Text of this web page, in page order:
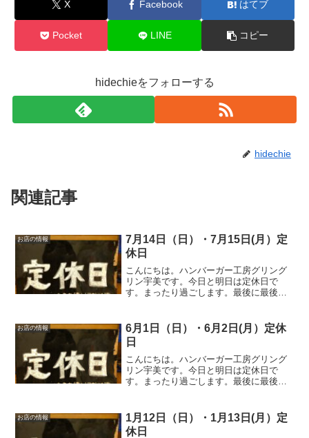
X Facebook はてブ
Pocket LINE コピー
hidechieをフォローする
hidechie
関連記事
お店の情報
7月14日（日）・7月15日(月）定
休日
こんにちは。ハンバーガー工房グリング
リン宇美です。今日と明日は定休日で
す。まったり過ごします。最後に最後ま
になりますように😊いってらっしゃい。
お店の情報
6月1日（日）・6月2日(月）定休
日
こんにちは。ハンバーガー工房グリング
リン宇美です。今日と明日は定休日で
す。まったり過ごします。最後に最後ま
になりますように😊いってらっしゃい。
お店の情報
1月12日（日）・1月13日(月）定
休日